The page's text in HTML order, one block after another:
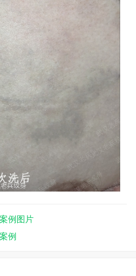
例图片
例